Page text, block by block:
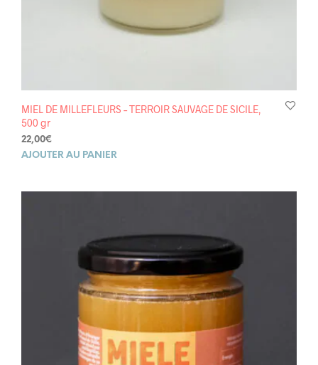
MIEL DE MILLEFLEURS – TERROIR SAUVAGE DE SICILE,
500 gr
22,00€
AJOUTER AU PANIER